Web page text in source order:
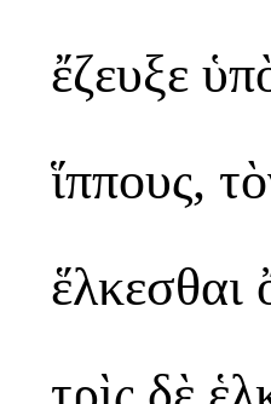
ἔζευξε
ἵππους,
ἕλκεσθαι